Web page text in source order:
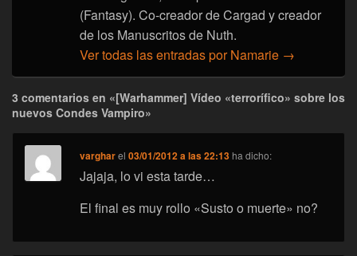
(Fantasy). Co-creador de Cargad y creador
de los Manuscritos de Nuth.
Ver todas las entradas por Namarie →
3 comentarios en «[Warhammer] Vídeo «terrorífico» sobre los
nuevos Condes Vampiro»
vargharel03/01/2012 a las 22:13 ha dicho:
Jajaja, lo vi esta tarde…
El final es muy rollo «Susto o muerte» no?